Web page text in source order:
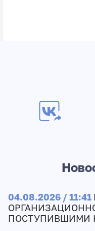
04.08.2026 / 11:41
ПОСТУПИВШИМИ